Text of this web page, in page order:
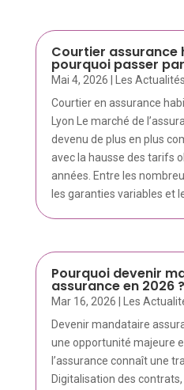
Courtier assurance
pourquoi passer
Mai 4, 2026
Les
Courtier en assurance
Lyon Le marché de
devenu de plus en plus
avec la hausse des tarifs
années. Entre les
les garanties variables et
Pourquoi devenir
assurance en 2026 ?
Mar 16, 2026
Les
Devenir mandataire
une opportunité majeure
l’assurance connaît une
Digitalisation des